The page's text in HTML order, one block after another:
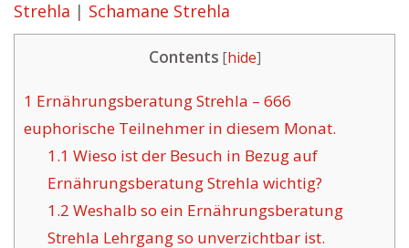
Strehla | Schamane Strehla
Contents [hide]
1 Ernährungsberatung Strehla – 666
euphorische Teilnehmer in diesem Monat.
1.1 Wieso ist der Besuch in Bezug auf
Ernährungsberatung Strehla wichtig?
1.2 Weshalb so ein Ernährungsberatung
Strehla Lehrgang so unverzichtbar ist.